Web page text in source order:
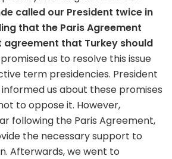
called our President twice in
that the Paris Agreement
that Turkey should
us to resolve this issue
term presidencies. President
informed us about these promises
to oppose it. However,
following the Paris Agreement,
the necessary support to
Afterwards, we went to